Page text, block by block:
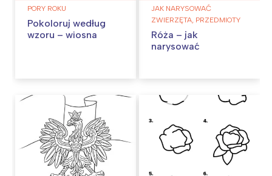
PORY ROKU
Pokoloruj według
wzoru – wiosna
JAK NARYSOWAĆ
ZWIERZĘTA, PRZEDMIOTY
Róża – jak
narysować